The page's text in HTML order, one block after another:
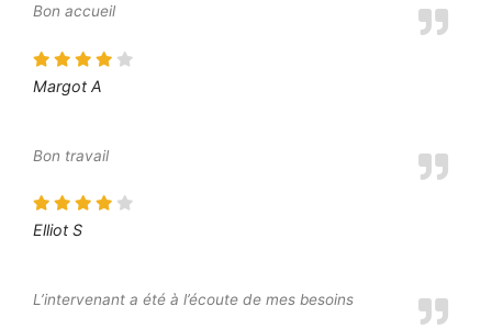
Bon accueil
Margot A
Bon travail
Elliot S
L’intervenant a été à l’écoute de mes besoins